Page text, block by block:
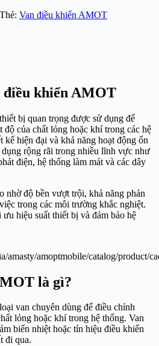
Thẻ: Van điều khiển AMOT
điều khiển AMOT
bị quan trọng được sử dụng để
của chất lỏng hoặc khí trong các hệ
hiện đại và khả năng hoạt động ổn
rộng rãi trong nhiều lĩnh vực như
điện, hệ thống làm mát và các dây
nhờ độ bền vượt trội, khả năng phản
trong các môi trường khắc nghiệt.
hiệu suất thiết bị và đảm bảo hệ
là gì?
van chuyên dùng để điều chỉnh
lỏng hoặc khí trong hệ thống. Van
biến nhiệt hoặc tín hiệu điều khiển
đi qua.